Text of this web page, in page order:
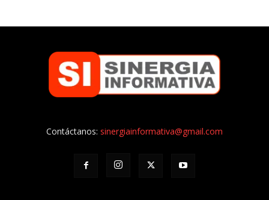
Contáctanos: sinergiainformativa@gmail.com